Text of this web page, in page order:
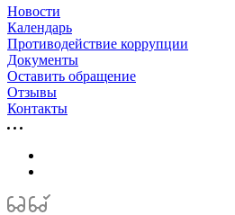
Новости
Календарь
Противодействие коррупции
Документы
Оставить обращение
Отзывы
Контакты